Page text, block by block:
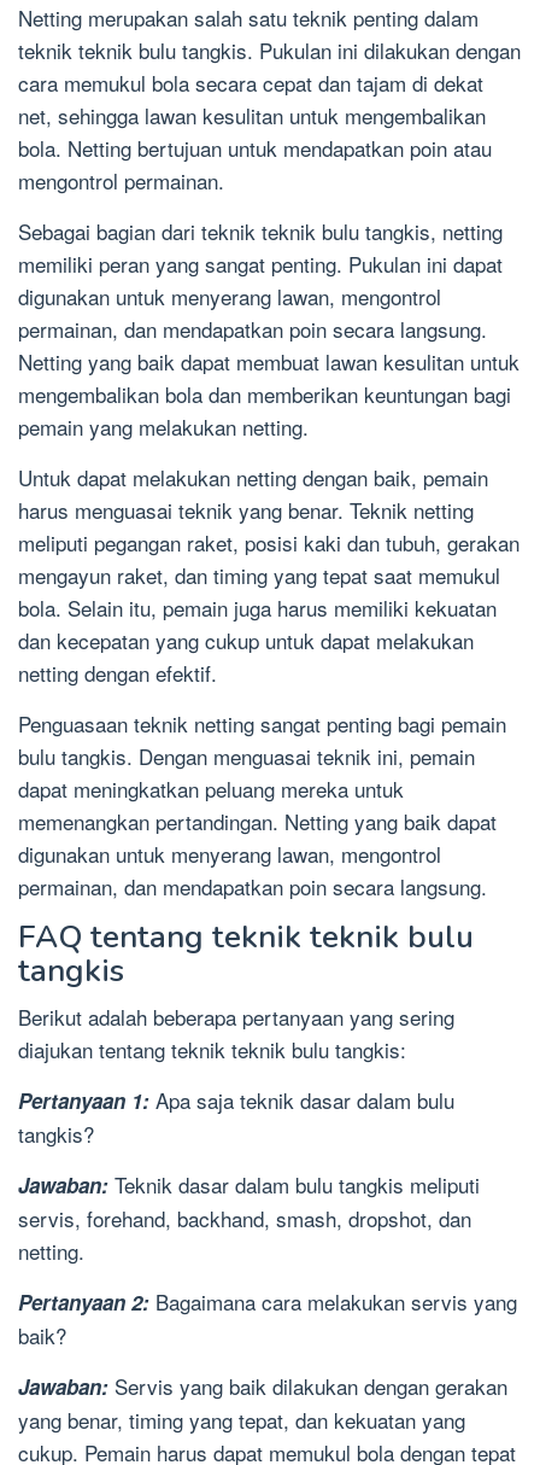
Netting merupakan salah satu teknik penting dalam
teknik teknik bulu tangkis. Pukulan ini dilakukan dengan
cara memukul bola secara cepat dan tajam di dekat
net, sehingga lawan kesulitan untuk mengembalikan
bola. Netting bertujuan untuk mendapatkan poin atau
mengontrol permainan.
Sebagai bagian dari teknik teknik bulu tangkis, netting
memiliki peran yang sangat penting. Pukulan ini dapat
digunakan untuk menyerang lawan, mengontrol
permainan, dan mendapatkan poin secara langsung.
Netting yang baik dapat membuat lawan kesulitan untuk
mengembalikan bola dan memberikan keuntungan bagi
pemain yang melakukan netting.
Untuk dapat melakukan netting dengan baik, pemain
harus menguasai teknik yang benar. Teknik netting
meliputi pegangan raket, posisi kaki dan tubuh, gerakan
mengayun raket, dan timing yang tepat saat memukul
bola. Selain itu, pemain juga harus memiliki kekuatan
dan kecepatan yang cukup untuk dapat melakukan
netting dengan efektif.
Penguasaan teknik netting sangat penting bagi pemain
bulu tangkis. Dengan menguasai teknik ini, pemain
dapat meningkatkan peluang mereka untuk
memenangkan pertandingan. Netting yang baik dapat
digunakan untuk menyerang lawan, mengontrol
permainan, dan mendapatkan poin secara langsung.
FAQ tentang teknik teknik bulu
tangkis
Berikut adalah beberapa pertanyaan yang sering
diajukan tentang teknik teknik bulu tangkis:
Pertanyaan 1: Apa saja teknik dasar dalam bulu
tangkis?
Jawaban: Teknik dasar dalam bulu tangkis meliputi
servis, forehand, backhand, smash, dropshot, dan
netting.
Pertanyaan 2: Bagaimana cara melakukan servis yang
baik?
Jawaban: Servis yang baik dilakukan dengan gerakan
yang benar, timing yang tepat, dan kekuatan yang
cukup. Pemain harus dapat memukul bola dengan tepat